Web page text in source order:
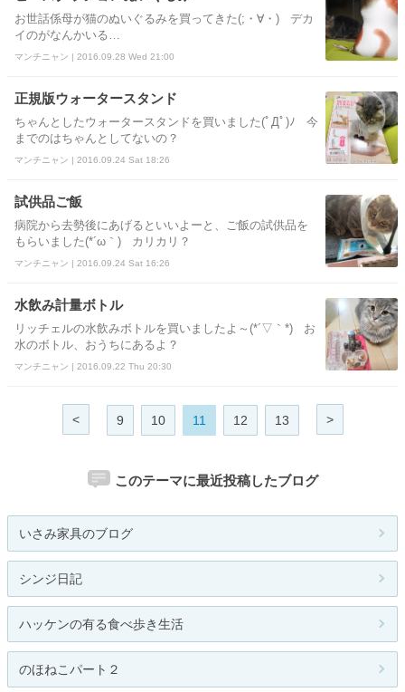
お世話係母が猫のぬいぐるみを買ってきた(;・∀・) デカ
イのがなんかいる…
マンチニャン | 2016.09.28 Wed 21:00
正規版ウォータースタンド
ちゃんとしたウォータースタンドを買いました(ﾟДﾟ)ﾉ 今
までのはちゃんとしてないの？
マンチニャン | 2016.09.24 Sat 18:26
試供品ご飯
病院から去勢後にあげるといいよーと、ご飯の試供品を
もらいました(*´ω｀) カリカリ？
マンチニャン | 2016.09.24 Sat 16:26
水飲み計量ボトル
リッチェルの水飲みボトルを買いましたよ～(*´▽｀*) お
水のボトル、おうちにあるよ？
マンチニャン | 2016.09.22 Thu 20:30
< 9 10 11 12 13 >
このテーマに最近投稿したブログ
いさみ家具のブログ
シンジ日記
ハッケンの有る食べ歩き生活
のほねこパート２